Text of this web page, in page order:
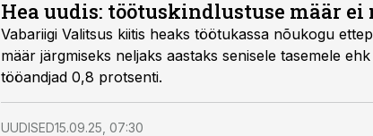
Hea uudis: töötuskindlustuse määr ei
Vabariigi Valitsus kiitis heaks töötukassa nõukogu
määr järgmiseks neljaks aastaks senisele tasemele
tööandjad 0,8 protsenti.
UUDISED15.09.25, 07:30